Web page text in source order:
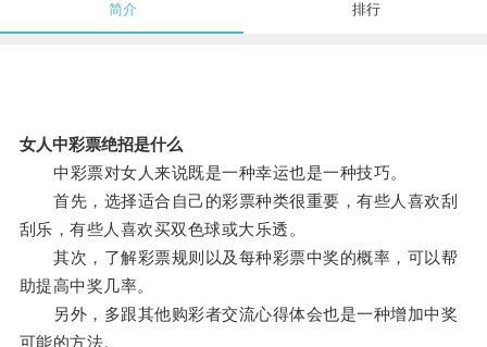
简介 排行
女人中彩票绝招是什么
中彩票对女人来说既是一种幸运也是一种技巧。
首先，选择适合自己的彩票种类很重要，有些人喜欢刮
刮乐，有些人喜欢买双色球或大乐透。
其次，了解彩票规则以及每种彩票中奖的概率，可以帮
助提高中奖几率。
另外，多跟其他购彩者交流心得体会也是一种增加中奖
可能的方法。